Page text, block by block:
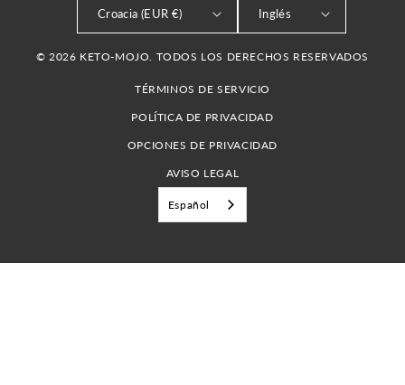
Croacia (EUR €) Inglés
© 2026 KETO-MOJO. TODOS LOS DERECHOS RESERVADOS
TÉRMINOS DE SERVICIO
POLÍTICA DE PRIVACIDAD
OPCIONES DE PRIVACIDAD
AVISO LEGAL
Español